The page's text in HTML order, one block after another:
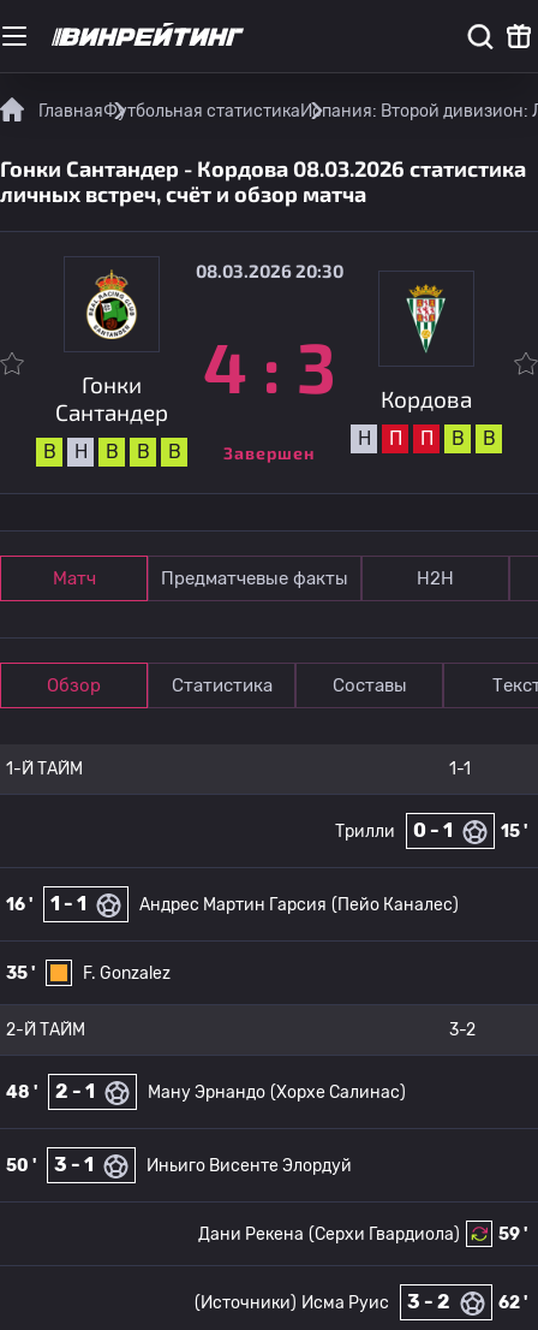
ГлавнаяФутбольная статистикаИспания: Второй дивизион:
Гонки Сантандер - Кордова 08.03.2026 статистика
личных встреч, счёт и обзор матча
Гонки
Сантандер
В Н В В В
08.03.2026 20:30
4 : 3
Завершен
Кордова
Н П П В В
Матч Предматчевые факты Н2Н
Обзор Статистика Составы
1-Й ТАЙМ 1-1
15 '
0 - 1
Трилли
16 ' 1 - 1 Андрес Мартин Гарсия (Пейо Каналес)
35 ' F. Gonzalez
2-Й ТАЙМ 3-2
48 ' 2 - 1 Ману Эрнандо (Хорхе Салинас)
50 ' 3 - 1 Иньиго Висенте Элордуй
59 '
(Серхи Гвардиола)
Дани Рекена
62 '
3 - 2
Исма Руис
(Источники)